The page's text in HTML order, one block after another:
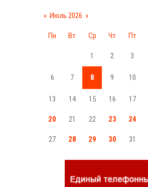
« Июль 2026 »
Пн Вт Ср Чт Пт
1 2 3
6 7 8 9 10
13 14 15 16 17
20 21 22 23 24
27 28 29 30 31